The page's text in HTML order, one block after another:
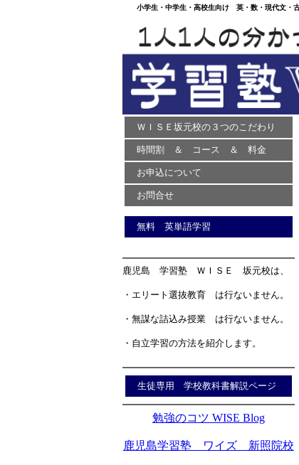
小学生・中学生・高校生向け 英・数・現代文・
ＷＩＳＥ坂元校の３つのこだわり
時間割 ＆ コース ＆ 料金
お申込について
お問合せ
無料 英単語学習
鹿児島 学習塾 ＷＩＳＥ 坂元校は、
・エリート選抜教育 は行ないません。
・無謀な詰込み授業 は行ないません。
・自立学習の方法を紹介します。
生徒専用 学校教科書解説ページ
勉強のコツ WISE Blog
鹿児島学習塾 ワイズ 新照院校